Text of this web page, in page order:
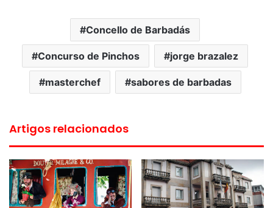
Concello de Barbadás
Concurso de Pinchos jorge brazalez
masterchef sabores de barbadas
Artigos relacionados